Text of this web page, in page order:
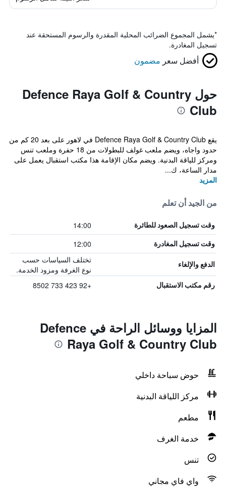
*يشمل المجموع الضرائب المحلية المقدرة والرسوم المستحقة عند
تسجيل المغادرة.
أفضل سعر مضمون
حول Defence Raya Golf & Country
Club
يقع Defence Raya Golf & Country Club في لاهور على بعد 20 كم من
حدود واجاه، ويضم ملعب غولف للبطولات من 18 حفرة وملعب تنس
ومركز للياقة البدنية. ويضم مكان الإقامة هذا مكتب استقبال يعمل على
مدار الساعة، ك...
المزيد
من الجيد أن تعلم
وقت تسجيل الصعود للطائرة 14:00
وقت تسجيل المغادرة 12:00
الدفع والإلغاء
تختلف السياسات حسب
نوع الغرفة ومزود الخدمة.
رقم مكتب الاستقبال +92 423 733 8502
المزايا ووسائل الراحة في Defence
Raya Golf & Country Club
حوض سباحة داخلي
مركز اللياقة البدنية
مطعم
خدمة الغرف
تنس
واي فاي مجاني